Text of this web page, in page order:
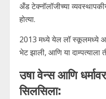
अँड टेक्नॉलॉजीच्या
होत्या.
2013 मध्ये येल लॉ स्कूलमध्ये
भेट झाली, आणि या
उषा वेन्स आणि
सिलसिला: